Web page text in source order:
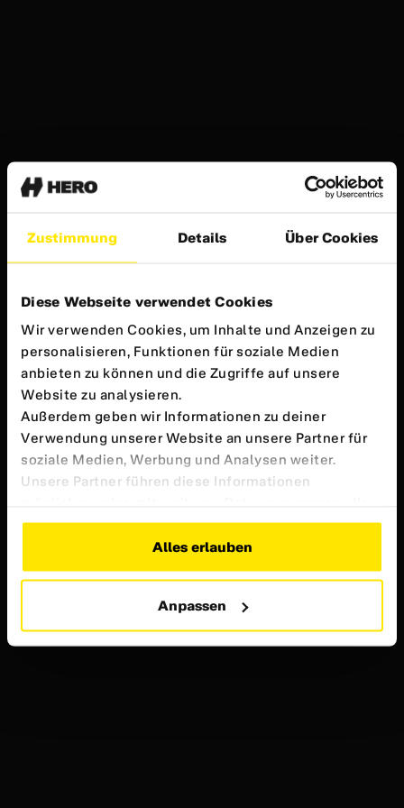
Zustimmung Details Über Cookies
Diese Webseite verwendet Cookies
Wir verwenden Cookies, um Inhalte und Anzeigen zu
personalisieren, Funktionen für soziale Medien
anbieten zu können und die Zugriffe auf unsere
Website zu analysieren.
Außerdem geben wir Informationen zu deiner
Verwendung unserer Website an unsere Partner für
soziale Medien, Werbung und Analysen weiter.
Unsere Partner führen diese Informationen
du ihnen bereitgestellt hast oder die sie im Rahmen
deiner Nutzung der Dienste gesammelt haben.
Weitere Informationen findest du in unserer
Alles erlauben
Anpassen